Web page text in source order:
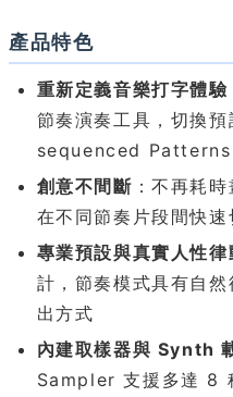
產品特色
重新定義音樂打字體驗
節奏演奏工具，切換
sequenced Patterns
創意不間斷 ：不再耗
在不同節奏片段間快
專業預設與真實人性律
計，節奏模式具有自
出方式
內建取樣器與 Synth
Sampler 支援多達 8